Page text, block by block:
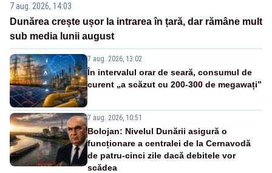
7 aug. 2026, 14:03
Dunărea crește ușor la intrarea în țară, dar rămâne mult
sub media lunii august
7 aug. 2026, 13:02
În intervalul orar de seară, consumul de
curent „a scăzut cu 200-300 de megawați”
7 aug. 2026, 10:51
Bolojan: Nivelul Dunării asigură o
funcționare a centralei de la Cernavodă
de patru-cinci zile dacă debitele vor
scădea